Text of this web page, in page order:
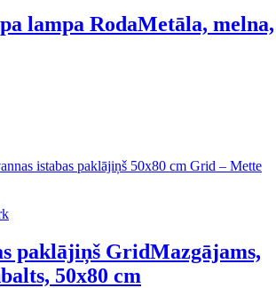
lampa RodaMetāla, melna,
paklājiņš GridMazgājams,
50x80 cm